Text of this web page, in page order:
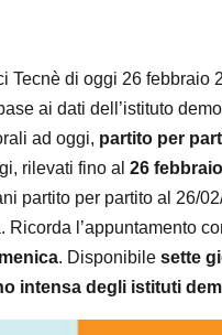
Tecnè di oggi 26 febbraio
ai dati dell’istituto
ad oggi, partito per
rilevati fino al 26
partito per partito al 26/
Ricorda l’appuntamento
. Disponibile sette
intensa degli istituti